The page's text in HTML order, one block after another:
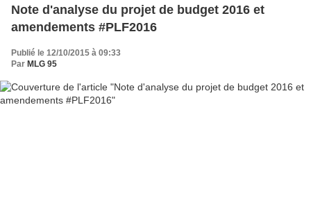
Note d'analyse du projet de budget 2016 et
amendements #PLF2016
Publié le 12/10/2015 à 09:33
Par MLG 95